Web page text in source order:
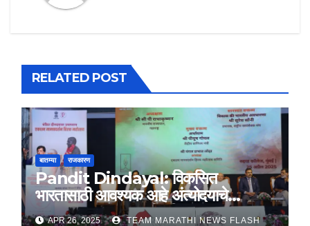
RELATED POST
बातम्या राजकारण
Pandit Dindayal: विकसित
भारतासाठी आवश्यक आहे अंत्योदयाचे
तत्वज्ञान – राज्यपाल सी. पी. राधाकृष्णन
APR 26, 2025 TEAM MARATHI NEWS FLASH